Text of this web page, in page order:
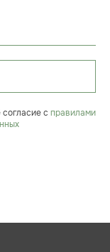
с правилами